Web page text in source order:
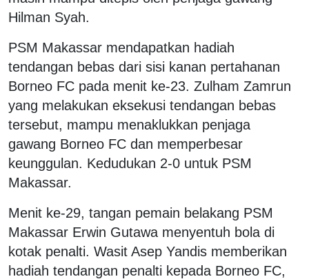
Hilman Syah.
PSM Makassar mendapatkan hadiah
tendangan bebas dari sisi kanan pertahanan
Borneo FC pada menit ke-23. Zulham Zamrun
yang melakukan eksekusi tendangan bebas
tersebut, mampu menaklukkan penjaga
gawang Borneo FC dan memperbesar
keunggulan. Kedudukan 2-0 untuk PSM
Makassar.
Menit ke-29, tangan pemain belakang PSM
Makassar Erwin Gutawa menyentuh bola di
kotak penalti. Wasit Asep Yandis memberikan
hadiah tendangan penalti kepada Borneo FC,